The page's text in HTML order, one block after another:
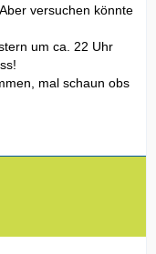
versuchen könnte
um ca. 22 Uhr
mal schaun obs